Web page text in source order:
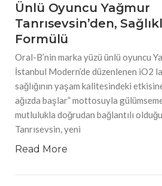
Ünlü Oyuncu Yağmur
Tanrısevsin’den,
Formülü
Oral-B’nin marka yüzü ünlü oyuncu
İstanbul Modern’de düzenlenen iO2
sağlığının yaşam kalitesindeki
ağızda başlar” mottosuyla
mutlulukla doğrudan bağlantılı
Tanrısevsin, yeni
Read More